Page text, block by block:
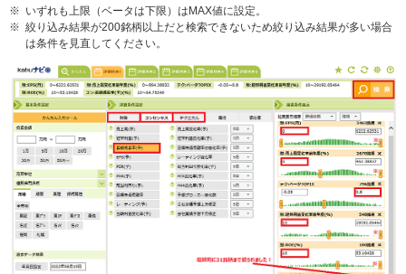
※ いずれも上限（ベータは下限）はMAX値に設定。
※ 絞り込み結果が200銘柄以上だと検索できないため絞り込み結果が多い場合
は条件を見直してください。